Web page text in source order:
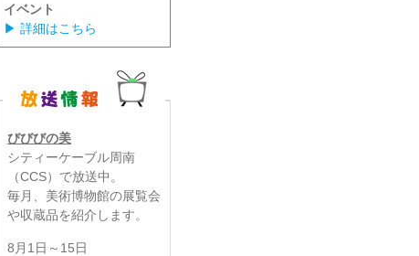
イベント
▶ 詳細はこちら
びびびの美
シティーケーブル周南
（CCS）で放送中。
毎月、美術博物館の展覧会
や収蔵品を紹介します。
8月1日～15日